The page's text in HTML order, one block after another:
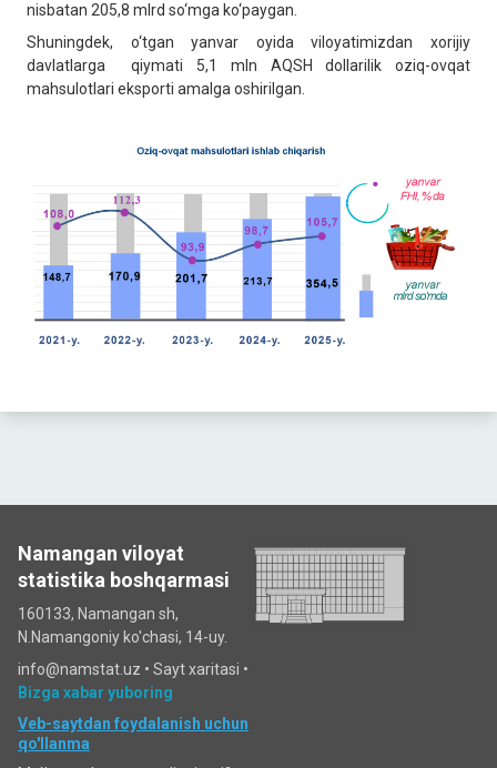
nisbatan 205,8 mlrd so‘mga ko‘paygan.
Shuningdek, o‘tgan yanvar oyida viloyatimizdan xorijiy
davlatlarga qiymati 5,1 mln AQSH dollarilik oziq-ovqat
mahsulotlari eksporti amalga oshirilgan.
Namangan viloyat
statistika boshqarmasi
160133, Namangan sh,
N.Namangoniy ko'chasi, 14-uy.
info@namstat.uz • Sayt xaritasi •
Bizga xabar yuboring
Veb-saytdan foydalanish uchun
qo'llanma